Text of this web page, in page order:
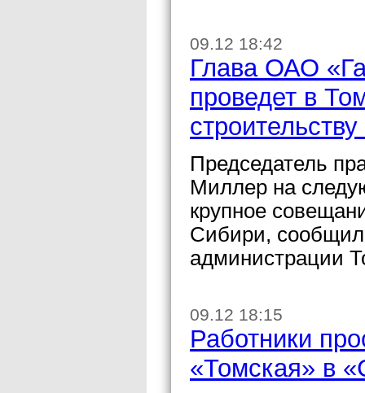
09.12 18:42
Глава ОАО
проведет в
Председатель
Миллер на
крупное
Сибири,
администрации
09.12 18:15
Работники
«Томская» в